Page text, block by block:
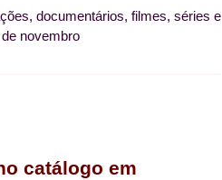
documentários, filmes, séries e
novembro
catálogo em